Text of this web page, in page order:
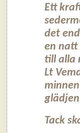
Ett
det
en natt
till alla
Lt
Tack